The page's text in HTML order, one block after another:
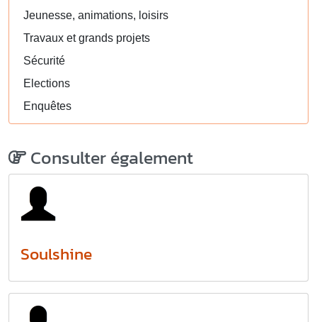
Jeunesse, animations, loisirs
Travaux et grands projets
Sécurité
Elections
Enquêtes
Consulter également
Soulshine